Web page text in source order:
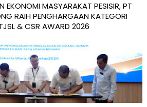
EKONOMI MASYARAKAT PESISIR, PT
RAIH PENGHARGAAN KATEGORI
& CSR AWARD 2026